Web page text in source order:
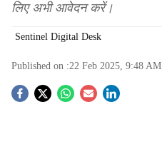
लिए अभी आवेदन करें।
Sentinel Digital Desk
Published on :22 Feb 2025, 9:48 AM
S